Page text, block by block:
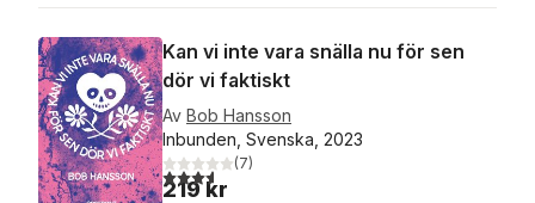
Kan vi inte vara snälla nu för sen
dör vi faktiskt
Av Bob Hansson
Inbunden, Svenska, 2023
3,6utav 5 stjärnor. Totalt antal röster:
(7)
219 kr